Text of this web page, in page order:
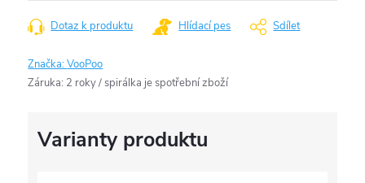
Dotaz k produktu Hlídací pes Sdílet
Značka:VooPoo
Záruka: 2 roky / spirálka je spotřební zboží